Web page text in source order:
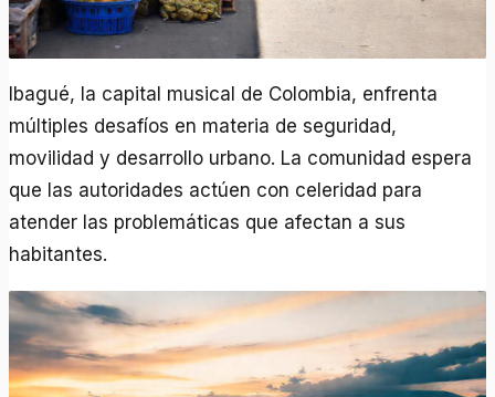
Ibagué, la capital musical de Colombia, enfrenta
múltiples desafíos en materia de seguridad,
movilidad y desarrollo urbano. La comunidad espera
que las autoridades actúen con celeridad para
atender las problemáticas que afectan a sus
habitantes.